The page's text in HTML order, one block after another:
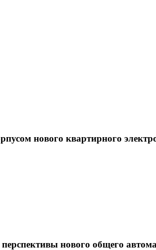
нового квартирного
нового общего